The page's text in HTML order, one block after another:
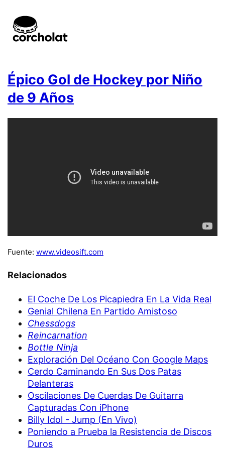
Épico Gol de Hockey por Niño
de 9 Años
Fuente: www.videosift.com
Relacionados
El Coche De Los Picapiedra En La Vida Real
Genial Chilena En Partido Amistoso
Chessdogs
Reincarnation
Bottle Ninja
Exploración Del Océano Con Google Maps
Cerdo Caminando En Sus Dos Patas
Delanteras
Oscilaciones De Cuerdas De Guitarra
Capturadas Con iPhone
Billy Idol - Jump (En Vivo)
Poniendo a Prueba la Resistencia de Discos
Duros